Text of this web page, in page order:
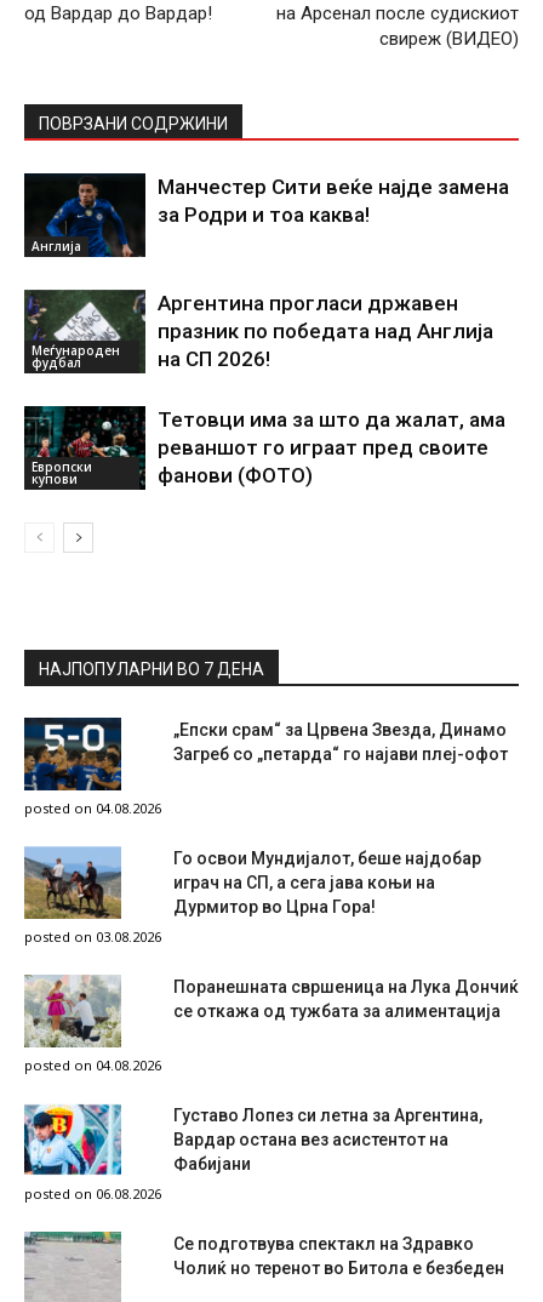
од Вардар до Вардар!
на Арсенал после судискиот
свиреж (ВИДЕО)
ПОВРЗАНИ СОДРЖИНИ
Англија
Манчестер Сити веќе најде замена
за Родри и тоа каква!
Меѓународен
фудбал
Аргентина прогласи државен
празник по победата над Англија
на СП 2026!
Европски
купови
Тетовци има за што да жалат, ама
реваншот го играат пред своите
фанови (ФОТО)
НАЈПОПУЛАРНИ ВО 7 ДЕНА
„Епски срам“ за Црвена Звезда, Динамо
Загреб со „петарда“ го најави плеј-офот
posted on 04.08.2026
Го освои Мундијалот, беше најдобар
играч на СП, а сега јава коњи на
Дурмитор во Црна Гора!
posted on 03.08.2026
Поранешната свршеница на Лука Дончиќ
се откажа од тужбата за алиментација
posted on 04.08.2026
Густаво Лопез си летна за Аргентина,
Вардар остана вез асистентот на
Фабијани
posted on 06.08.2026
Се подготвува спектакл на Здравко
Чолиќ но теренот во Битола е безбеден